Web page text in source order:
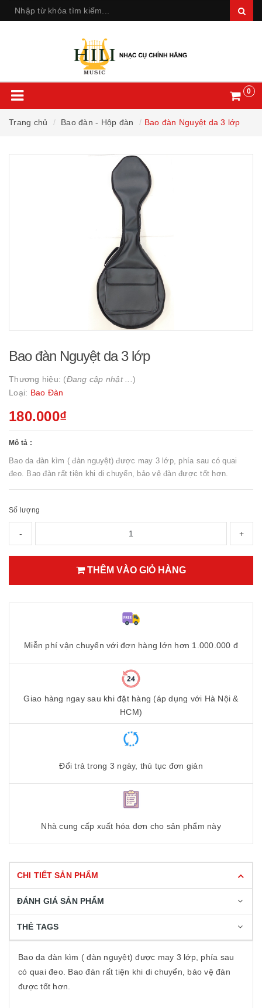
0
Trang chủ Bao đàn - Hộp đàn Bao đàn Nguyệt da 3 lớp
Bao đàn Nguyệt da 3 lớp
Thương hiệu: (Đang cập nhật ... )
Loại: Bao Đàn
180.000₫
Mô tả :
Bao da đàn kìm ( đàn nguyệt) được may 3 lớp, phía sau có quai
đeo. Bao đàn rất tiện khi di chuyển, bảo vệ đàn được tốt hơn.
Số lượng
- +
THÊM VÀO GIỎ HÀNG
Miễn phí vận chuyển với đơn hàng lớn hơn 1.000.000 đ
Giao hàng ngay sau khi đặt hàng (áp dụng với Hà Nội &
HCM)
Đổi trả trong 3 ngày, thủ tục đơn giản
Nhà cung cấp xuất hóa đơn cho sản phẩm này
CHI TIẾT SẢN PHẨM
ĐÁNH GIÁ SẢN PHẨM
THẺ TAGS
Bao da đàn kìm ( đàn nguyệt) được may 3 lớp, phía sau
có quai đeo. Bao đàn rất tiện khi di chuyển, bảo vệ đàn
được tốt hơn.